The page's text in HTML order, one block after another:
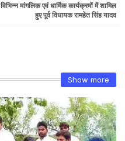
विभिन्न मांगलिक एवं धार्मिक कार्यक्रमों में शामिल
हुए पूर्व विधायक रामहेत सिंह यादव
Show more